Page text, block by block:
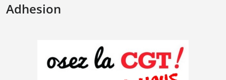
Adhesion